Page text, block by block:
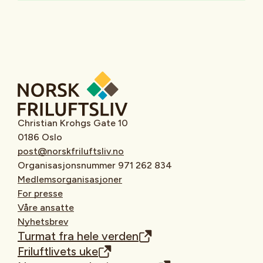
Christian Krohgs Gate 10
0186 Oslo
post@norskfriluftsliv.no
Organisasjonsnummer 971 262 834
Medlemsorganisasjoner
For presse
Våre ansatte
Nyhetsbrev
Turmat fra hele verden
Friluftlivets uke